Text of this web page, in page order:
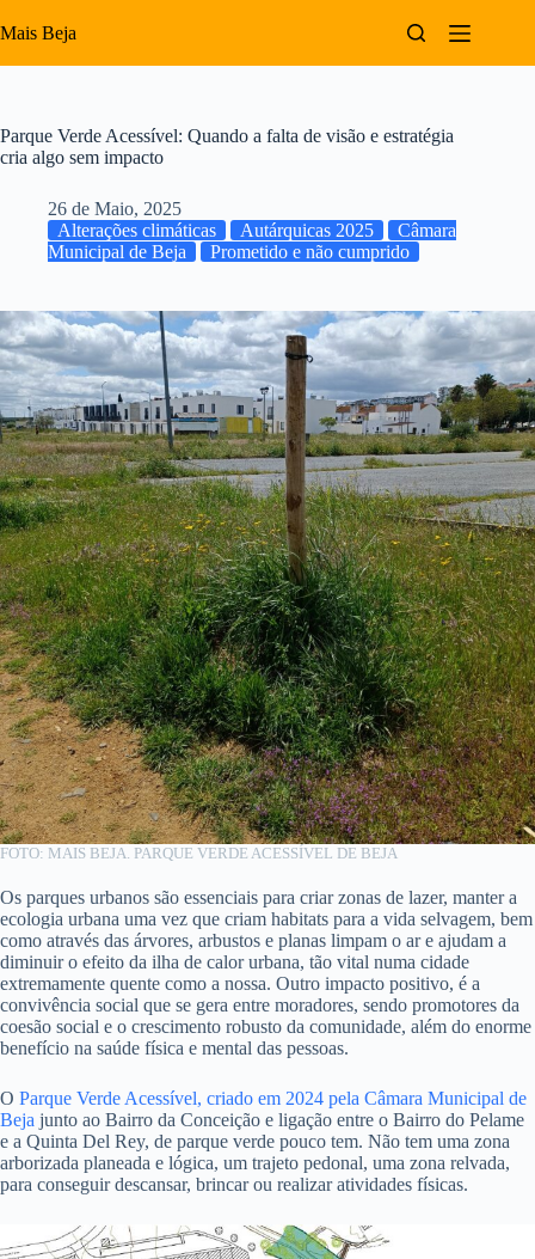
para
Mais Beja
Parque Verde Acessível: Quando a falta de visão e estratégia
cria algo sem impacto
26 de Maio, 2025
Alterações climáticas
Autárquicas 2025
Câmara
Municipal de Beja
Prometido e não cumprido
FOTO: MAIS BEJA. PARQUE VERDE ACESSÍVEL DE BEJA
Os parques urbanos são essenciais para criar zonas de lazer, manter a
ecologia urbana uma vez que criam habitats para a vida selvagem, bem
como através das árvores, arbustos e planas limpam o ar e ajudam a
diminuir o efeito da ilha de calor urbana, tão vital numa cidade
extremamente quente como a nossa. Outro impacto positivo, é a
convivência social que se gera entre moradores, sendo promotores da
coesão social e o crescimento robusto da comunidade, além do enorme
benefício na saúde física e mental das pessoas.
O Parque Verde Acessível, criado em 2024 pela Câmara Municipal de
Beja junto ao Bairro da Conceição e ligação entre o Bairro do Pelame
e a Quinta Del Rey, de parque verde pouco tem. Não tem uma zona
arborizada planeada e lógica, um trajeto pedonal, uma zona relvada,
para conseguir descansar, brincar ou realizar atividades físicas.